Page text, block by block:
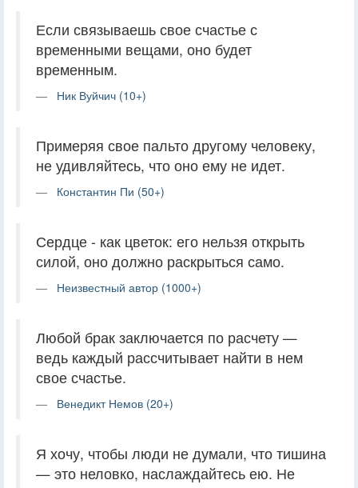
Если связываешь свое счастье с
временными вещами, оно будет
временным.
Ник Вуйчич (10+)
Примеряя свое пальто другому человеку,
не удивляйтесь, что оно ему не идет.
Константин Пи (50+)
Сердце - как цветок: его нельзя открыть
силой, оно должно раскрыться само.
Неизвестный автор (1000+)
Любой брак заключается по расчету —
ведь каждый рассчитывает найти в нем
свое счастье.
Венедикт Немов (20+)
Я хочу, чтобы люди не думали, что тишина
— это неловко, наслаждайтесь ею. Не